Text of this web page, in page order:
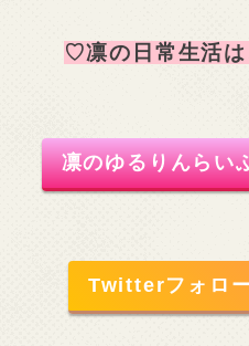
♡凛の日常生活
凛のゆるりんらい
Twitterフォロー